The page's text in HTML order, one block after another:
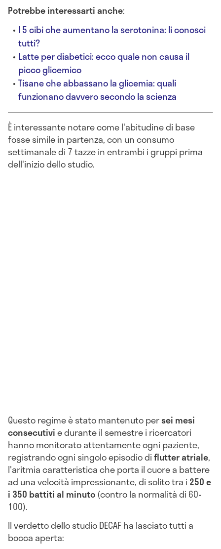
Potrebbe interessarti anche:
I 5 cibi che aumentano la serotonina: li conosci
tutti?
Latte per diabetici: ecco quale non causa il
picco glicemico
Tisane che abbassano la glicemia: quali
funzionano davvero secondo la scienza
È interessante notare come l'abitudine di base
fosse simile in partenza, con un consumo
settimanale di 7 tazze in entrambi i gruppi prima
dell'inizio dello studio.
Questo regime è stato mantenuto persei mesi
consecutivie durante il semestre i ricercatori
hanno monitorato attentamente ogni paziente,
registrando ogni singolo episodio diflutter atriale,
l'aritmia caratteristica che porta il cuore a battere
ad una velocità impressionante, di solito tra i 250 e
i 350 battiti al minuto(contro la normalità di 60-
100).
Il verdetto dello studio DECAF ha lasciato tutti a
bocca aperta: